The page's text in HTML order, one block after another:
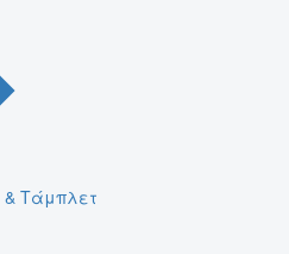
& Τάμπλετ